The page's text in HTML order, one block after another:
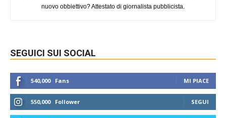
nuovo obbiettivo? Attestato di giornalista pubblicista.
SEGUICI SUI SOCIAL
540,000 Fans MI PIACE
550,000 Follower SEGUI